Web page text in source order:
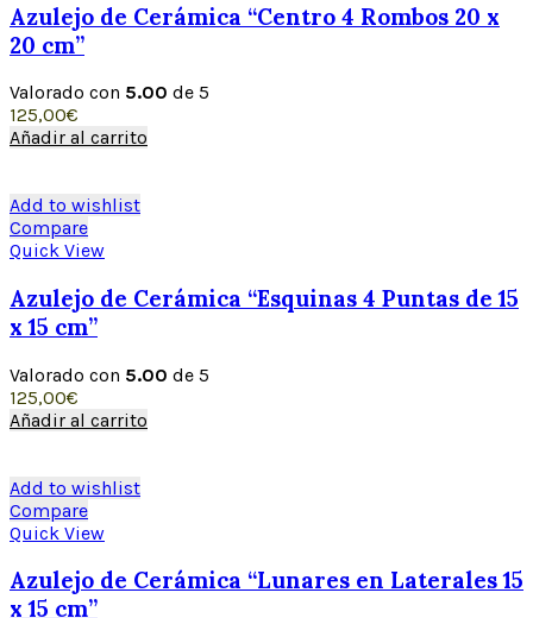
Azulejo de Cerámica “Centro 4 Rombos 20 x
20 cm”
Valorado con 5.00 de 5
125,00€
Añadir al carrito
Add to wishlist
Compare
Quick View
Azulejo de Cerámica “Esquinas 4 Puntas de 15
x 15 cm”
Valorado con 5.00 de 5
125,00€
Añadir al carrito
Add to wishlist
Compare
Quick View
Azulejo de Cerámica “Lunares en Laterales 15
x 15 cm”